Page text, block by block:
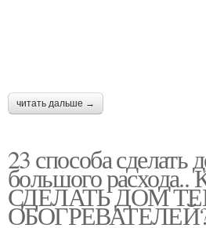
читать дальше →
23 способа сделать
большого
СДЕЛАТЬ ДОМ